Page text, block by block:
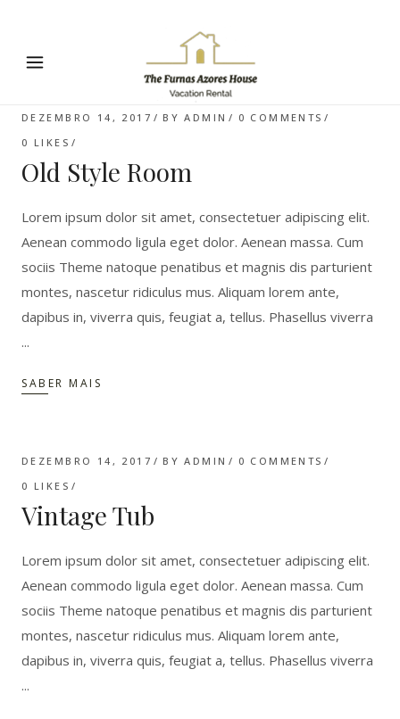
DEZEMBRO 14, 2017 BYADMIN
0 COMMENTS
0 LIKES
Old Style Room
Lorem ipsum dolor sit amet, consectetuer adipiscing elit.
Aenean commodo ligula eget dolor. Aenean massa. Cum
sociis Theme natoque penatibus et magnis dis parturient
montes, nascetur ridiculus mus. Aliquam lorem ante,
dapibus in, viverra quis, feugiat a, tellus. Phasellus viverra
SABER MAIS
DEZEMBRO 14, 2017 BYADMIN
0 COMMENTS
0 LIKES
Vintage Tub
Lorem ipsum dolor sit amet, consectetuer adipiscing elit.
Aenean commodo ligula eget dolor. Aenean massa. Cum
sociis Theme natoque penatibus et magnis dis parturient
montes, nascetur ridiculus mus. Aliquam lorem ante,
dapibus in, viverra quis, feugiat a, tellus. Phasellus viverra